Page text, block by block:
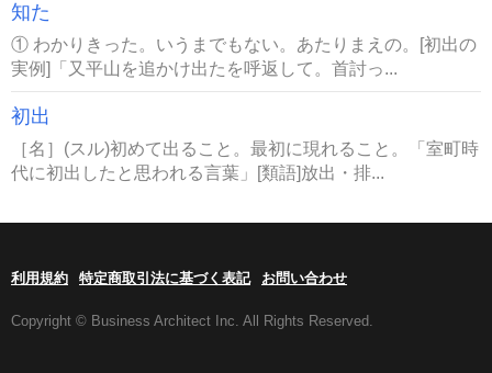
知た
① わかりきった。いうまでもない。あたりまえの。[初出の
実例]「又平山を追かけ出たを呼返して。首討っ...
初出
［名］(スル)初めて出ること。最初に現れること。「室町時
代に初出したと思われる言葉」[類語]放出・排...
利用規約 特定商取引法に基づく表記 お問い合わせ
Copyright © Business Architect Inc. All Rights Reserved.